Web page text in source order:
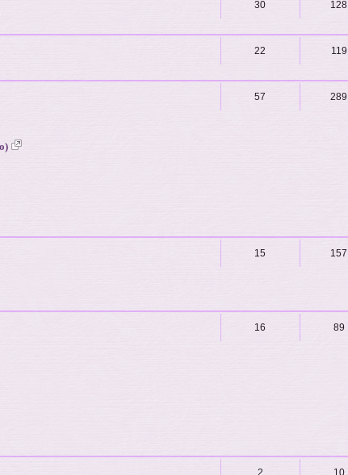
30 128
22 119
57 289
15 157
16 89
2 10